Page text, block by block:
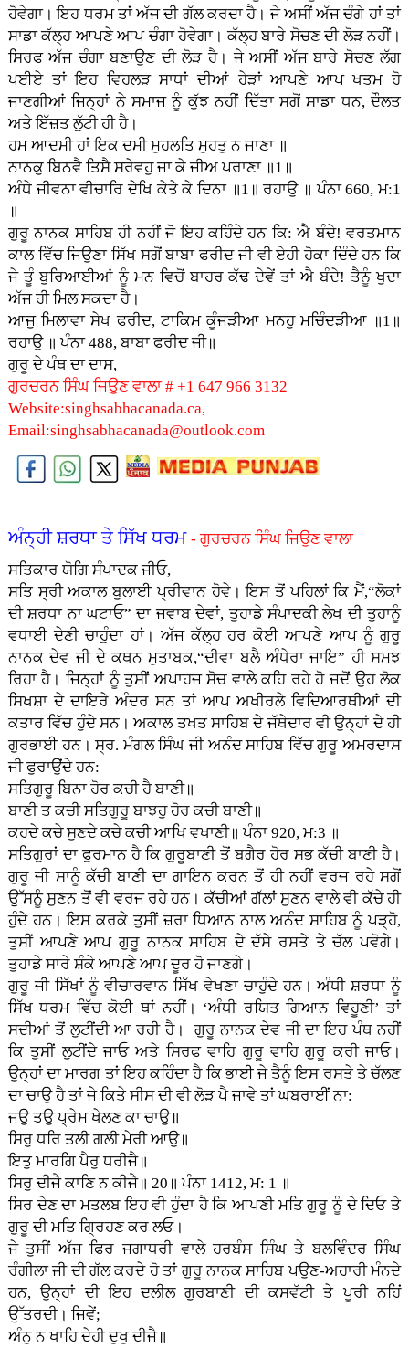
ਹੋਵੇਗਾ। ਇਹ ਧਰਮ ਤਾਂ ਅੱਜ ਦੀ ਗੱਲ ਕਰਦਾ ਹੈ। ਜੇ ਅਸੀਂ ਅੱਜ ਚੰਗੇ ਹਾਂ ਤਾਂ
ਸਾਡਾ ਕੱਲ੍ਹ ਆਪਣੇ ਆਪ ਚੰਗਾ ਹੋਵੇਗਾ। ਕੱਲ੍ਹ ਬਾਰੇ ਸੋਚਣ ਦੀ ਲੋੜ ਨਹੀਂ।
ਸਿਰਫ ਅੱਜ ਚੰਗਾ ਬਣਾਉਣ ਦੀ ਲੋੜ ਹੈ। ਜੇ ਅਸੀਂ ਅੱਜ ਬਾਰੇ ਸੋਚਣ ਲੱਗ
ਪਈਏ ਤਾਂ ਇਹ ਵਿਹਲੜ ਸਾਧਾਂ ਦੀਆਂ ਹੇੜਾਂ ਆਪਣੇ ਆਪ ਖਤਮ ਹੋ
ਜਾਣਗੀਆਂ ਜਿਨ੍ਹਾਂ ਨੇ ਸਮਾਜ ਨੂੰ ਕੁੱਝ ਨਹੀਂ ਦਿੱਤਾ ਸਗੋਂ ਸਾਡਾ ਧਨ, ਦੌਲਤ
ਅਤੇ ਇੱਜ਼ਤ ਲੁੱਟੀ ਹੀ ਹੈ।
ਹਮ ਆਦਮੀ ਹਾਂ ਇਕ ਦਮੀ ਮੁਹਲਤਿ ਮੁਹਤੁ ਨ ਜਾਣਾ ॥
ਨਾਨਕੁ ਬਿਨਵੈ ਤਿਸੈ ਸਰੇਵਹੁ ਜਾ ਕੇ ਜੀਅ ਪਰਾਣਾ ॥1॥
ਅੰਧੇ ਜੀਵਨਾ ਵੀਚਾਰਿ ਦੇਖਿ ਕੇਤੇ ਕੇ ਦਿਨਾ ॥1॥ ਰਹਾਉ ॥ ਪੰਨਾ 660, ਮ:1
॥
ਗੁਰੂ ਨਾਨਕ ਸਾਹਿਬ ਹੀ ਨਹੀਂ ਜੋ ਇਹ ਕਹਿੰਦੇ ਹਨ ਕਿ: ਐ ਬੰਦੇ! ਵਰਤਮਾਨ
ਕਾਲ ਵਿੱਚ ਜਿਉਣਾ ਸਿੱਖ ਸਗੋਂ ਬਾਬਾ ਫਰੀਦ ਜੀ ਵੀ ਏਹੀ ਹੋਕਾ ਦਿੰਦੇ ਹਨ ਕਿ
ਜੇ ਤੂੰ ਬੁਰਿਆਈਆਂ ਨੂੰ ਮਨ ਵਿਚੋਂ ਬਾਹਰ ਕੱਢ ਦੇਵੇਂ ਤਾਂ ਐ ਬੰਦੇ! ਤੈਨੂੰ ਖੁਦਾ
ਅੱਜ ਹੀ ਮਿਲ ਸਕਦਾ ਹੈ।
ਆਜੁ ਮਿਲਾਵਾ ਸੇਖ ਫਰੀਦ, ਟਾਕਿਮ ਕੂੰਜੜੀਆ ਮਨਹੁ ਮਚਿੰਦੜੀਆ ॥1॥
ਰਹਾਉ ॥ ਪੰਨਾ 488, ਬਾਬਾ ਫਰੀਦ ਜੀ॥
ਗੁਰੂ ਦੇ ਪੰਥ ਦਾ ਦਾਸ,
ਗੁਰਚਰਨ ਸਿੰਘ ਜਿਉਣ ਵਾਲਾ # +1 647 966 3132
Website:singhsabhacanada.ca,
Email:singhsabhacanada@outlook.com
ਅੰਨ੍ਹੀ ਸ਼ਰਧਾ ਤੇ ਸਿੱਖ ਧਰਮ - ਗੁਰਚਰਨ ਸਿੰਘ ਜਿਉਣ ਵਾਲਾ
ਸਤਿਕਾਰ ਯੋਗਿ ਸੰਪਾਦਕ ਜੀਓ,
ਸਤਿ ਸ੍ਰੀ ਅਕਾਲ ਬੁਲਾਈ ਪ੍ਰੀਵਾਨ ਹੋਵੇ। ਇਸ ਤੋਂ ਪਹਿਲਾਂ ਕਿ ਮੈਂ,“ਲੋਕਾਂ
ਦੀ ਸ਼ਰਧਾ ਨਾ ਘਟਾਓ” ਦਾ ਜਵਾਬ ਦੇਵਾਂ, ਤੁਹਾਡੇ ਸੰਪਾਦਕੀ ਲੇਖ ਦੀ ਤੁਹਾਨੂੰ
ਵਧਾਈ ਦੇਣੀ ਚਾਹੁੰਦਾ ਹਾਂ। ਅੱਜ ਕੱਲ੍ਹ ਹਰ ਕੋਈ ਆਪਣੇ ਆਪ ਨੂੰ ਗੁਰੂ
ਨਾਨਕ ਦੇਵ ਜੀ ਦੇ ਕਥਨ ਮੁਤਾਬਕ,“ਦੀਵਾ ਬਲੈ ਅੰਧੇਰਾ ਜਾਇ” ਹੀ ਸਮਝ
ਰਿਹਾ ਹੈ। ਜਿਨ੍ਹਾਂ ਨੂੰ ਤੁਸੀਂ ਅਪਾਹਜ ਸੋਚ ਵਾਲੇ ਕਹਿ ਰਹੇ ਹੋ ਜਦੋਂ ਉਹ ਲੋਕ
ਸਿਖਸ਼ਾ ਦੇ ਦਾਇਰੇ ਅੰਦਰ ਸਨ ਤਾਂ ਆਪ ਅਖੀਰਲੇ ਵਿਦਿਆਰਥੀਆਂ ਦੀ
ਕਤਾਰ ਵਿੱਚ ਹੁੰਦੇ ਸਨ। ਅਕਾਲ ਤਖਤ ਸਾਹਿਬ ਦੇ ਜੱਥੇਦਾਰ ਵੀ ਉਨ੍ਹਾਂ ਦੇ ਹੀ
ਗੁਰਭਾਈ ਹਨ। ਸ੍ਰ. ਮੰਗਲ ਸਿੰਘ ਜੀ ਅਨੰਦ ਸਾਹਿਬ ਵਿੱਚ ਗੁਰੂ ਅਮਰਦਾਸ
ਜੀ ਫੁਰਾਉਂਦੇ ਹਨ:
ਸਤਿਗੁਰੂ ਬਿਨਾ ਹੋਰ ਕਚੀ ਹੈ ਬਾਣੀ॥
ਬਾਣੀ ਤ ਕਚੀ ਸਤਿਗੁਰੂ ਬਾਝਹੁ ਹੋਰ ਕਚੀ ਬਾਣੀ॥
ਕਹਦੇ ਕਚੇ ਸੁਣਦੇ ਕਚੇ ਕਚੀ ਆਖਿ ਵਖਾਣੀ॥ ਪੰਨਾ 920, ਮ:3 ॥
ਸਤਿਗੁਰਾਂ ਦਾ ਫੁਰਮਾਨ ਹੈ ਕਿ ਗੁਰੂਬਾਣੀ ਤੋਂ ਬਗੈਰ ਹੋਰ ਸਭ ਕੱਚੀ ਬਾਣੀ ਹੈ।
ਗੁਰੂ ਜੀ ਸਾਨੂੰ ਕੱਚੀ ਬਾਣੀ ਦਾ ਗਾਇਨ ਕਰਨ ਤੋਂ ਹੀ ਨਹੀਂ ਵਰਜ ਰਹੇ ਸਗੋਂ
ਉੱਸਨੂੰ ਸੁਣਨ ਤੋਂ ਵੀ ਵਰਜ ਰਹੇ ਹਨ। ਕੱਚੀਆਂ ਗੱਲਾਂ ਸੁਣਨ ਵਾਲੇ ਵੀ ਕੱਚੇ ਹੀ
ਹੁੰਦੇ ਹਨ। ਇਸ ਕਰਕੇ ਤੁਸੀਂ ਜ਼ਰਾ ਧਿਆਨ ਨਾਲ ਅਨੰਦ ਸਾਹਿਬ ਨੂੰ ਪੜ੍ਹੋ,
ਤੁਸੀਂ ਆਪਣੇ ਆਪ ਗੁਰੂ ਨਾਨਕ ਸਾਹਿਬ ਦੇ ਦੱਸੇ ਰਸਤੇ ਤੇ ਚੱਲ ਪਵੋਗੇ।
ਤੁਹਾਡੇ ਸਾਰੇ ਸ਼ੰਕੇ ਆਪਣੇ ਆਪ ਦੂਰ ਹੋ ਜਾਣਗੇ।
ਗੁਰੂ ਜੀ ਸਿੱਖਾਂ ਨੂੰ ਵੀਚਾਰਵਾਨ ਸਿੱਖ ਵੇਖਣਾ ਚਾਹੁੰਦੇ ਹਨ। ਅੰਧੀ ਸ਼ਰਧਾ ਨੂੰ
ਸਿੱਖ ਧਰਮ ਵਿੱਚ ਕੋਈ ਥਾਂ ਨਹੀਂ। ‘ਅੰਧੀ ਰਯਿਤ ਗਿਆਨ ਵਿਹੂਣੀ’ ਤਾਂ
ਸਦੀਆਂ ਤੋਂ ਲੁਟੀਂਦੀ ਆ ਰਹੀ ਹੈ। ਗੁਰੂ ਨਾਨਕ ਦੇਵ ਜੀ ਦਾ ਇਹ ਪੰਥ ਨਹੀਂ
ਕਿ ਤੁਸੀਂ ਲੁਟੀਂਦੇ ਜਾਓ ਅਤੇ ਸਿਰਫ ਵਾਹਿ ਗੁਰੂ ਵਾਹਿ ਗੁਰੂ ਕਰੀ ਜਾਓ।
ਉਨ੍ਹਾਂ ਦਾ ਮਾਰਗ ਤਾਂ ਇਹ ਕਹਿੰਦਾ ਹੈ ਕਿ ਭਾਈ ਜੇ ਤੈਨੂੰ ਇਸ ਰਸਤੇ ਤੇ ਚੱਲਣ
ਦਾ ਚਾਉ ਹੈ ਤਾਂ ਜੇ ਕਿਤੇ ਸੀਸ ਦੀ ਵੀ ਲੋੜ ਪੈ ਜਾਵੇ ਤਾਂ ਘਬਰਾਈਂ ਨਾ:
ਜਉ ਤਉ ਪ੍ਰੇਮ ਖੇਲਣ ਕਾ ਚਾਉ॥
ਸਿਰੁ ਧਰਿ ਤਲੀ ਗਲੀ ਮੇਰੀ ਆਉ॥
ਇਤੁ ਮਾਰਗਿ ਪੈਰੁ ਧਰੀਜੈ॥
ਸਿਰੁ ਦੀਜੈ ਕਾਣਿ ਨ ਕੀਜੈ॥ 20॥ ਪੰਨਾ 1412, ਮ: 1 ॥
ਸਿਰ ਦੇਣ ਦਾ ਮਤਲਬ ਇਹ ਵੀ ਹੁੰਦਾ ਹੈ ਕਿ ਆਪਣੀ ਮਤਿ ਗੁਰੂ ਨੂੰ ਦੇ ਦਿਓ ਤੇ
ਗੁਰੂ ਦੀ ਮਤਿ ਗ੍ਰਿਹਣ ਕਰ ਲਓ।
ਜੇ ਤੁਸੀਂ ਅੱਜ ਫਿਰ ਜਗਾਧਰੀ ਵਾਲੇ ਹਰਬੰਸ ਸਿੰਘ ਤੇ ਬਲਵਿੰਦਰ ਸਿੰਘ
ਰੰਗੀਲਾ ਜੀ ਦੀ ਗੱਲ ਕਰਦੇ ਹੋ ਤਾਂ ਗੁਰੂ ਨਾਨਕ ਸਾਹਿਬ ਪਉਣ-ਅਹਾਰੀ ਮੰਨਦੇ
ਹਨ, ਉਨ੍ਹਾਂ ਦੀ ਇਹ ਦਲੀਲ ਗੁਰਬਾਣੀ ਦੀ ਕਸਵੱਟੀ ਤੇ ਪੂਰੀ ਨਹਿਂ
ਉੱਤਰਦੀ। ਜਿਵੇਂ;
ਅੰਨੁ ਨ ਖਾਹਿ ਦੇਹੀ ਦੁਖੁ ਦੀਜੈ॥